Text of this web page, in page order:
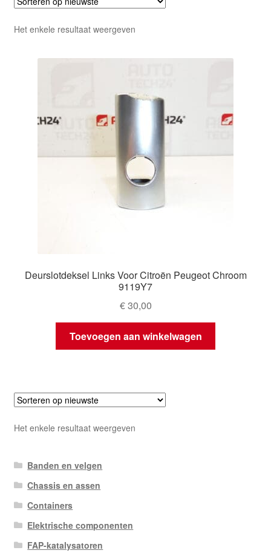
Winkelwagen
Het enkele resultaat weergeven
Deurslotdeksel Links Voor Citroën Peugeot Chroom
9119Y7
€30,00
Toevoegen aan winkelwagen
Het enkele resultaat weergeven
Banden en velgen
Chassis en assen
Containers
Elektrische componenten
FAP-katalysatoren